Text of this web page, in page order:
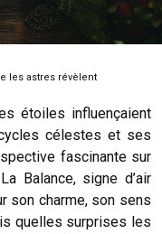
les astres révèlent
étoiles influençaient
célestes et ses
fascinante sur
Balance, signe d’air
son charme, son sens
quelles surprises les